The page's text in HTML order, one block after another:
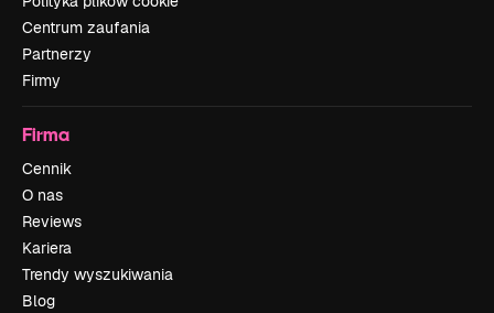
Centrum zaufania
Partnerzy
Firmy
Firma
Cennik
O nas
Reviews
Kariera
Trendy wyszukiwania
Blog